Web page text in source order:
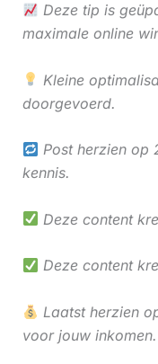
Deze tip is
maximale online
Kleine
doorgevoerd.
Post herzien op
kennis.
Deze content
Deze content
Laatst herzien
voor jouw inkomen.